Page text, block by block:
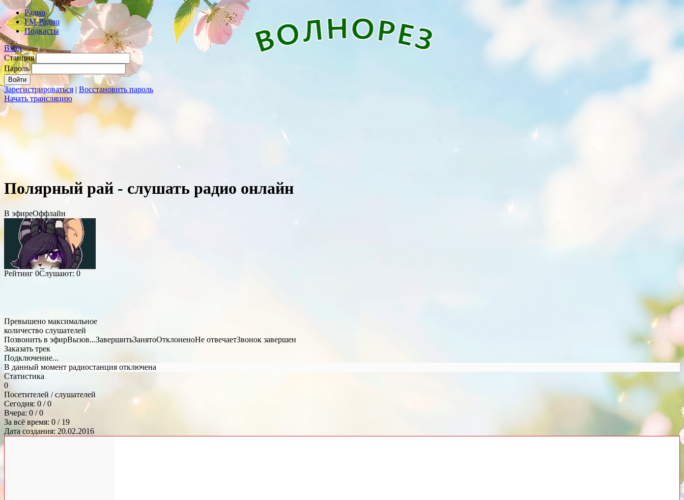
Радио
FM-Радио
Подкасты
Вход
Станция
Пароль
Зарегистрироваться | Восстановить пароль
Начать трансляцию
Полярный рай - слушать радио онлайн
В эфиреОффлайн
Рейтинг 0Слушают: 0
Превышено максимальное
количество слушателей
Позвонить в эфирВызов...ЗавершитьЗанятоОтклоненоНе отвечаетЗвонок завершен
Заказать трек
Подключение...
В данный момент радиостанция отключена
Статистика
0
Посетителей / слушателей
Сегодня: 0 / 0
Вчера: 0 / 0
За всё время: 0 / 19
Дата создания: 20.02.2016